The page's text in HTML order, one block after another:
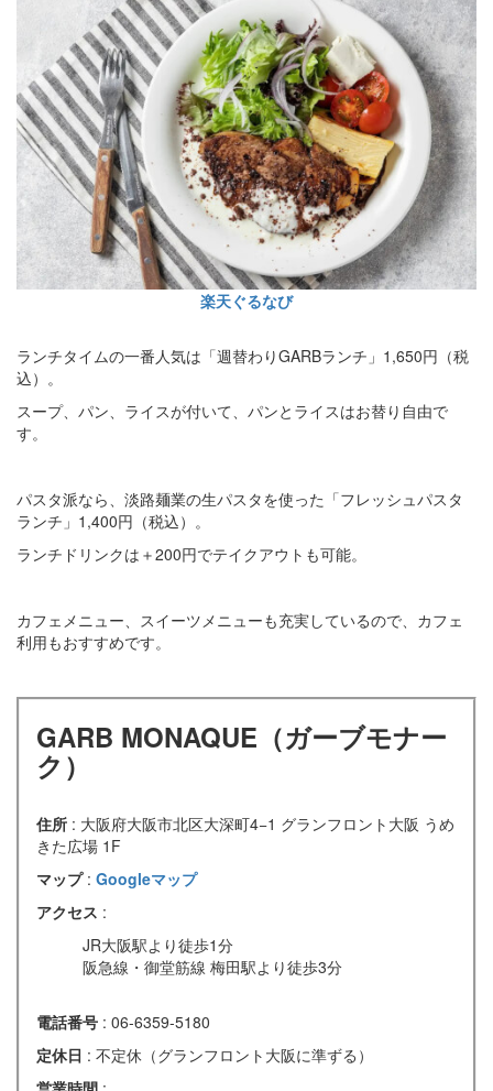
楽天ぐるなび
ランチタイムの一番人気は「週替わりGARBランチ」1,650円（税
込）。
スープ、パン、ライスが付いて、パンとライスはお替り自由で
す。
パスタ派なら、淡路麺業の生パスタを使った「フレッシュパスタ
ランチ」1,400円（税込）。
ランチドリンクは＋200円でテイクアウトも可能。
カフェメニュー、スイーツメニューも充実しているので、カフェ
利用もおすすめです。
GARB MONAQUE（ガーブモナー
ク）
住所 : 大阪府大阪市北区大深町4−1 グランフロント大阪 うめ
きた広場 1F
マップ : Googleマップ
アクセス :
JR大阪駅より徒歩1分
阪急線・御堂筋線 梅田駅より徒歩3分
電話番号 : 06-6359-5180
定休日 : 不定休（グランフロント大阪に準ずる）